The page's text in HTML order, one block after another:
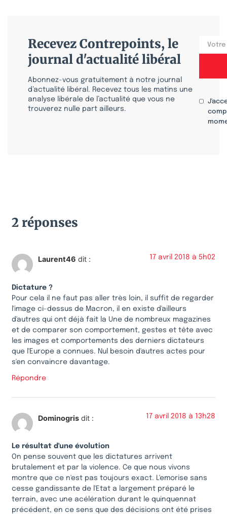
Recevez Contrepoints, le
journal d'actualité libéral
Abonnez-vous gratuitement à notre journal
d’actualité libéral. Recevez tous les matins une
analyse libérale de l’actualité que vous ne
trouverez nulle part ailleurs.
2 réponses
Laurent46 dit : 17 avril 2018 à 5h02
Dictature ?
Pour cela il ne faut pas aller très loin, il suffit de regarder
l'image ci-dessus de Macron, il en existe d'ailleurs
d'autres qui ont déjà fait la Une de nombreux magazines
et de comparer son comportement, gestes et tête avec
les images et comportements des derniers dictateurs
que l'Europe a connues. Nul besoin d'autres actes pour
s'en convaincre davantage.
Répondre
Dominogris dit : 17 avril 2018 à 13h28
Le résultat d'une évolution
On pense souvent que les dictatures arrivent
brutalement et par la violence. Ce que nous vivons
montre que ce n'est pas toujours exact. L'emorise sans
cesse gandissante de l'Etat a largement préparé le
terrain, avec une acélération durant le quinquennat
précédent, en ce sens que des décisions ont été prises